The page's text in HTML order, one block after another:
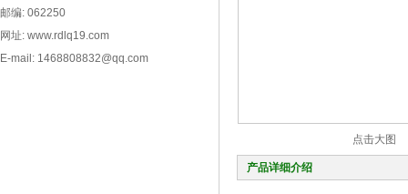
邮编: 062250
网址: www.rdlq19.com
E-mail: 1468808832@qq.com
点击大图
产品详细介绍